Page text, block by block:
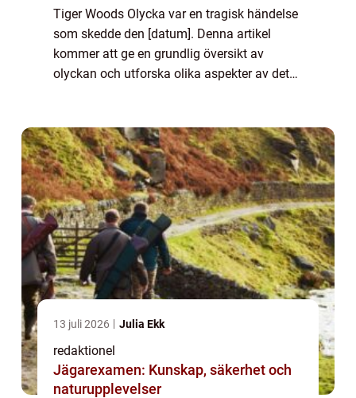
Tiger Woods Olycka var en tragisk händelse
som skedde den [datum]. Denna artikel
kommer att ge en grundlig översikt av
olyckan och utforska olika aspekter av det
Wo...
13 juli 2026 Julia Ekk
redaktionel
Jägarexamen: Kunskap, säkerhet och
naturupplevelser